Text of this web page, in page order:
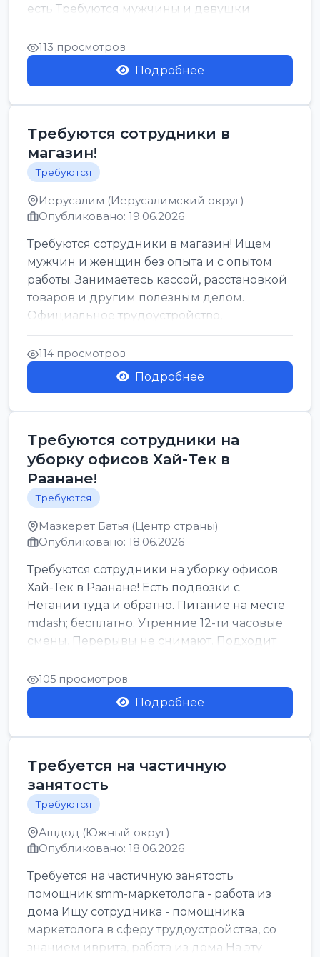
есть Требуются мужчины и девушки
Только официальн...
113 просмотров
Подробнее
Требуются сотрудники в
магазин!
Требуются
Иерусалим (Иерусалимский округ)
Опубликовано: 19.06.2026
Требуются сотрудники в магазин! Ищем
мужчин и женщин без опыта и с опытом
работы. Занимаетесь кассой, расстановкой
товаров и другим полезным делом.
Официальное трудоустройство,
стабильная зарплата от ...
114 просмотров
Подробнее
Требуются сотрудники на
уборку офисов Хай-Тек в
Раанане!
Требуются
Мазкерет Батья (Центр страны)
Опубликовано: 18.06.2026
Требуются сотрудники на уборку офисов
Хай-Тек в Раанане! Есть подвозки с
Нетании туда и обратно. Питание на месте
mdash; бесплатно. Утренние 12-ти часовые
смены. Перерывы не снимают. Подходит
для всех...
105 просмотров
Подробнее
Требуется на частичную
занятость
Требуются
Ашдод (Южный округ)
Опубликовано: 18.06.2026
Требуется на частичную занятость
помощник smm-маркетолога - работа из
дома Ищу сотрудника - помощника
маркетолога в сферу трудоустройства, со
знанием иврита, работа из дома На эту